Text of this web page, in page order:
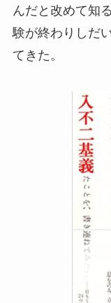
んだと改めて知
験が終わりしだ
てきた。